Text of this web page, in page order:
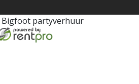
partyverhuur